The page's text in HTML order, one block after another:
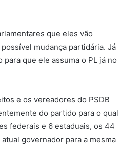
que eles vão
mudança partidária. Já
que ele assuma o PL já no
e os vereadores do PSDB
do partido para o qual
federais e 6 estaduais, os 44
governador para a mesma